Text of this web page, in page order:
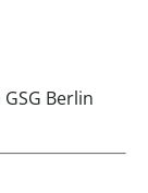
Berlin